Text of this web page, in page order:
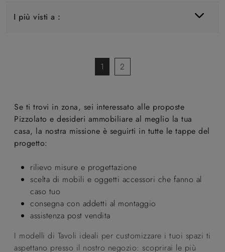
I più visti a :
1 2
Se ti trovi in zona, sei interessato alle proposte
Pizzolato e desideri ammobiliare al meglio la tua
casa, la nostra missione è seguirti in tutte le tappe del
progetto:
rilievo misure e progettazione
scelta di mobili e oggetti accessori che fanno al
caso tuo
consegna con addetti al montaggio
assistenza post vendita
I modelli di Tavoli ideali per customizzare i tuoi spazi ti
aspettano presso il nostro negozio: scoprirai le più